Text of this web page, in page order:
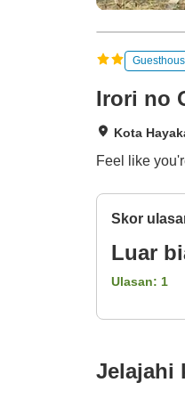
Irori no
Kota
Feel like
Skor
Luar
Ulasan: 1
Jelajahi